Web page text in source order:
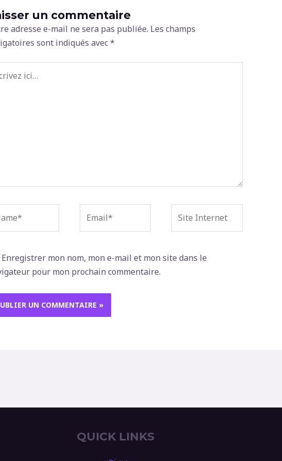
un commentaire
adresse e-mail ne sera pas publiée. Les champs
sont indiqués avec*
Internet
Enregistrer mon nom, mon e-mail et mon site dans le
pour mon prochain commentaire.
QUICK LINKS